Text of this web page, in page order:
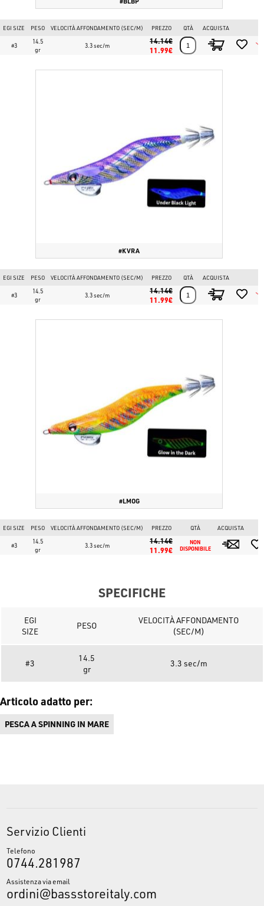
EGI SIZE PESO VELOCITÀ AFFONDAMENTO (SEC/M) PREZZO QTÀ ACQUISTA
#3
14.5
gr
3.3 sec/m
14.14€
11.99€
#KVRA
EGI SIZE PESO VELOCITÀ AFFONDAMENTO (SEC/M) PREZZO QTÀ ACQUISTA
#3
14.5
gr
3.3 sec/m
14.14€
11.99€
#LMOG
EGI SIZE PESO VELOCITÀ AFFONDAMENTO (SEC/M) PREZZO QTÀ ACQUISTA
#3
14.5
gr
3.3 sec/m
14.14€
11.99€
NON
DISPONIBILE
SPECIFICHE
EGI
SIZE
PESO
VELOCITÀ AFFONDAMENTO
(SEC/M)
#3
14.5
gr
3.3 sec/m
Articolo adatto per:
PESCA A SPINNING IN MARE
Servizio Clienti
Telefono
0744.281987
Assistenza via email
ordini@bassstoreitaly.com